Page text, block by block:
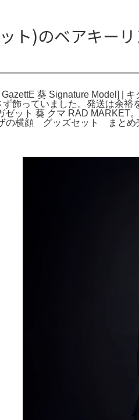
ト)のベアキー
葵 Signature Model] |
飾っていました。発送は余
ット 葵 クマ RAD MARKET
の横顔 グッズセット まとめ